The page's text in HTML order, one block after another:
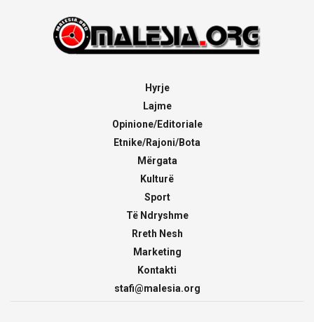
Hyrje
Lajme
Opinione/Editoriale
Etnike/Rajoni/Bota
Mërgata
Kulturë
Sport
Të Ndryshme
Rreth Nesh
Marketing
Kontakti
stafi@malesia.org